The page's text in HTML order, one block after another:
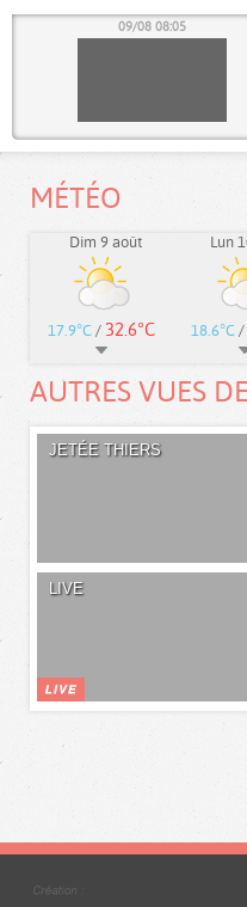
09/08 08:05
MÉTÉO
Dim 9 août
17.9°C / 32.6°C
Lun
18.6°C /
AUTRES VUES
JETÉE THIERS
LIVE